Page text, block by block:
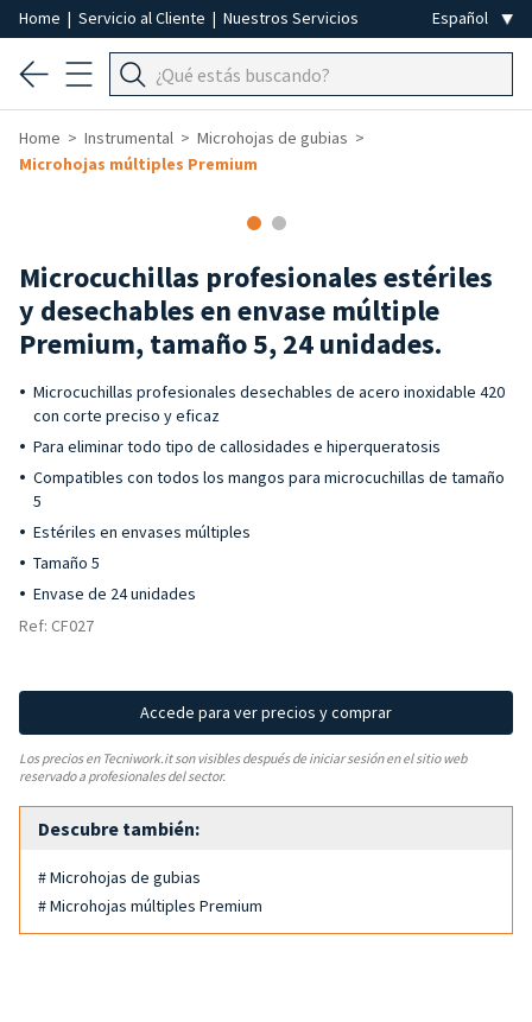
Home | Servicio al Cliente | Nuestros Servicios
Home Instrumental
Microhojas de gubias
Microhojas múltiples Premium
Microcuchillas profesionales estériles
y desechables en envase múltiple
Premium, tamaño 5, 24 unidades.
Microcuchillas profesionales desechables de acero inoxidable 420
con corte preciso y eficaz
Para eliminar todo tipo de callosidades e hiperqueratosis
Compatibles con todos los mangos para microcuchillas de tamaño
5
Estériles en envases múltiples
Tamaño 5
Envase de 24 unidades
Ref: CF027
Accede para ver precios y comprar
Los precios en Tecniwork.it son visibles después de iniciar sesión en el sitio web
reservado a profesionales del sector.
Descubre también:
# Microhojas de gubias
# Microhojas múltiples Premium